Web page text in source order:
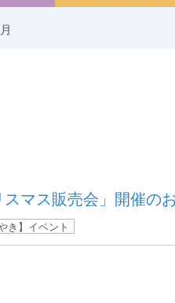
マス販売会」開催の
き】イベント